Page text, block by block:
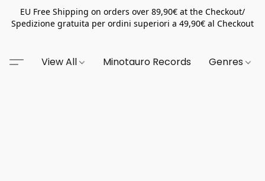
EU Free Shipping on orders over 89,90€ at the Checkout/
Spedizione gratuita per ordini superiori a 49,90€ al Checkout
View All Minotauro Records Genres